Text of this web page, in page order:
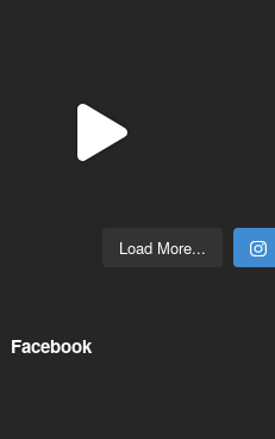
Load More...
Facebook